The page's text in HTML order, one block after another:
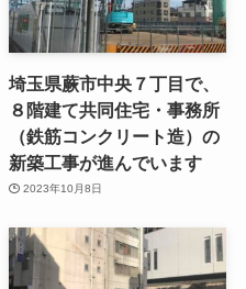
埼玉県蕨市中央７丁目で、
８階建て共同住宅・事務所
（鉄筋コンクリート造）の
新築工事が進んでいます
2023年10月8日